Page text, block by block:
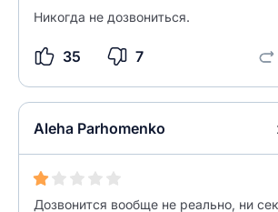
Никогда не дозвониться.
35 7
Aleha Parhomenko
Дозвонится вообще не реально, ни
Как вы оцените судебный
ОСТАВИТЬ ОТЗЫВ